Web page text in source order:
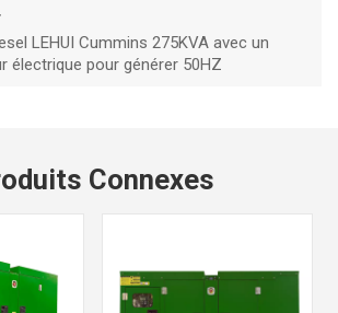
LEHUI Cummins 275KVA avec un
électrique pour générer 50HZ
Connexes